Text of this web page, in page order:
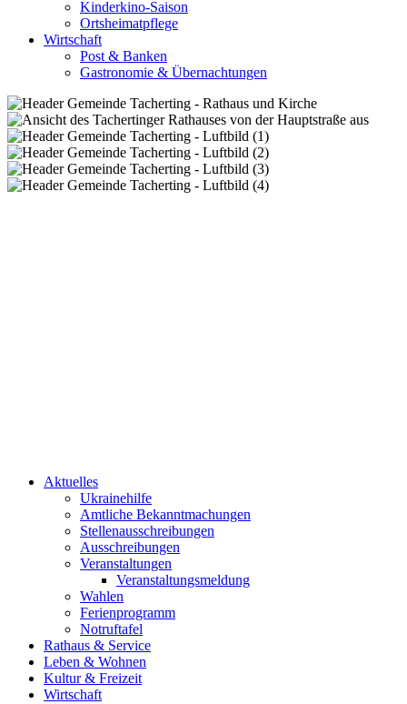
Kinderkino-Saison
Ortsheimatpflege
Wirtschaft
Post & Banken
Gastronomie & Übernachtungen
Aktuelles
Ukrainehilfe
Amtliche Bekanntmachungen
Stellenausschreibungen
Ausschreibungen
Veranstaltungen
Veranstaltungsmeldung
Wahlen
Ferienprogramm
Notruftafel
Rathaus & Service
Leben & Wohnen
Kultur & Freizeit
Wirtschaft